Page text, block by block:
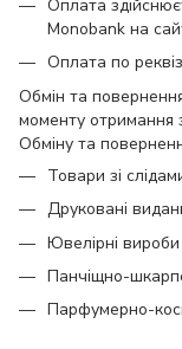
Оплата
Monobank на
Оплата по
Обмін та
моменту отримання
Обміну та
Товари зі
Друковані
Ювелірні вироби
Панчіщно-
Парфумерно-